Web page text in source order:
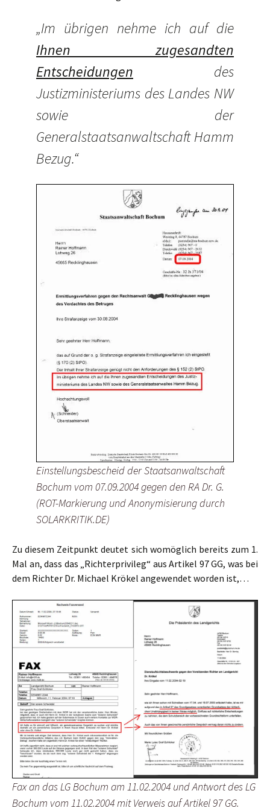
„Im übrigen nehme ich auf die
Ihnen zugesandten
Entscheidungen des
Justizministeriums des Landes NW
sowie der
Generalstaatsanwaltschaft Hamm
Bezug.“
Einstellungsbescheid der Staatsanwaltschaft
Bochum vom 07.09.2004 gegen den RA Dr. G.
(ROT-Markierung und Anonymisierung durch
SOLARKRITIK.DE)
Zu diesem Zeitpunkt deutet sich womöglich bereits zum 1.
Mal an, dass das „Richterprivileg“ aus Artikel 97 GG, was bei
dem Richter Dr. Michael Krökel angewendet worden ist,…
Fax an das LG Bochum am 11.02.2004 und Antwort des LG
Bochum vom 11.02.2004 mit Verweis auf Artikel 97 GG.